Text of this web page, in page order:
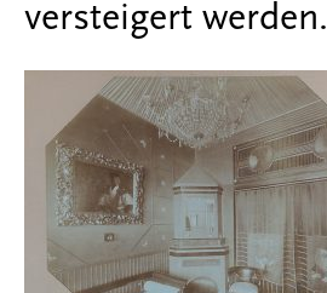
versteigert werden.